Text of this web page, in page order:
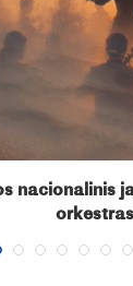
nacionalinis
orkestras